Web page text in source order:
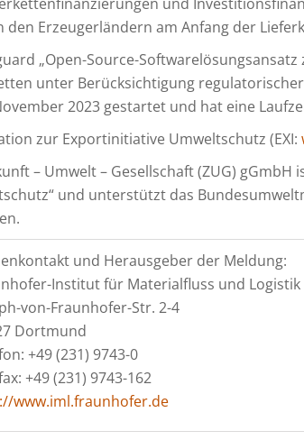
den Erzeugerländern am Anfang der
„Open-Source-
unter Berücksichtigung
2023 gestartet und hat eine
zur Exportinitiative Umweltschutz (EXI:
– Umwelt – Gesellschaft (ZUG)
und unterstützt das
und Herausgeber der Meldung:
Institut für Materialfluss und Logistik
von-Fraunhofer-Str. 2-4
Dortmund
+49 (231) 9743-0
+49 (231) 9743-162
www.iml.fraunhofer.de